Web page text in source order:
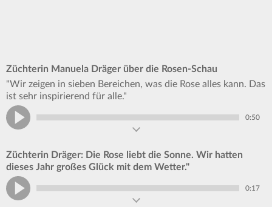
Züchterin Manuela Dräger über die Rosen-Schau
"Wir zeigen in sieben Bereichen, was die Rose alles kann. Das
ist sehr inspirierend für alle."
0:50
Züchterin Dräger: Die Rose liebt die Sonne. Wir hatten
dieses Jahr großes Glück mit dem Wetter."
0:17